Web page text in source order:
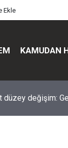
Ekle
KAMUDAN
düzey değişim: